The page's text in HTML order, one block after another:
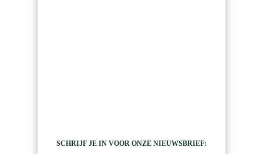
SCHRIJF JE IN VOOR ONZE NIEUWSBRIEF: